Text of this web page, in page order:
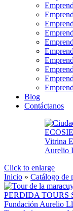
Blog
Contáctanos
Click to enlarge
Inicio » Catálogo de